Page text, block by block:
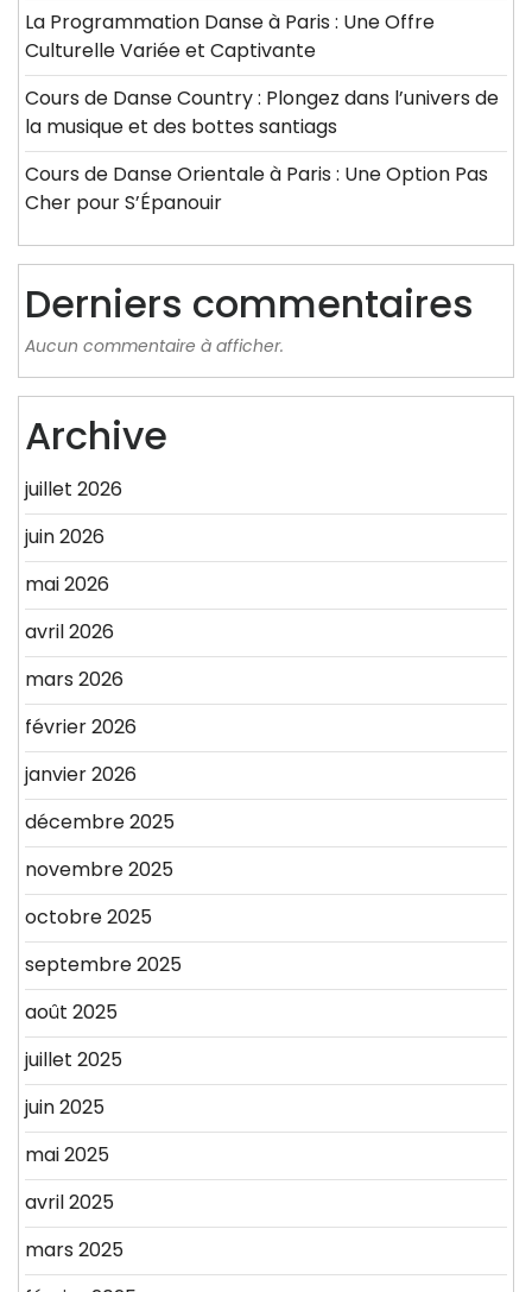
La Programmation Danse à Paris : Une Offre
Culturelle Variée et Captivante
Cours de Danse Country : Plongez dans l’univers de
la musique et des bottes santiags
Cours de Danse Orientale à Paris : Une Option Pas
Cher pour S’Épanouir
Derniers commentaires
Aucun commentaire à afficher.
Archive
juillet 2026
juin 2026
mai 2026
avril 2026
mars 2026
février 2026
janvier 2026
décembre 2025
novembre 2025
octobre 2025
septembre 2025
août 2025
juillet 2025
juin 2025
mai 2025
avril 2025
mars 2025